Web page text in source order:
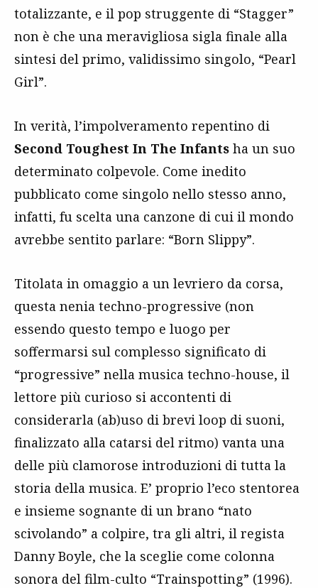
totalizzante, e il pop struggente di “Stagger”
non è che una meravigliosa sigla finale alla
sintesi del primo, validissimo singolo, “Pearl
Girl”.
In verità, l’impolveramento repentino di
Second Toughest In The Infants ha un suo
determinato colpevole. Come inedito
pubblicato come singolo nello stesso anno,
infatti, fu scelta una canzone di cui il mondo
avrebbe sentito parlare: “Born Slippy”.
Titolata in omaggio a un levriero da corsa,
questa nenia techno-progressive (non
essendo questo tempo e luogo per
soffermarsi sul complesso significato di
“progressive” nella musica techno-house, il
lettore più curioso si accontenti di
considerarla (ab)uso di brevi loop di suoni,
finalizzato alla catarsi del ritmo) vanta una
delle più clamorose introduzioni di tutta la
storia della musica. E’ proprio l’eco stentorea
e insieme sognante di un brano “nato
scivolando” a colpire, tra gli altri, il regista
Danny Boyle, che la sceglie come colonna
sonora del film-culto “Trainspotting” (1996).